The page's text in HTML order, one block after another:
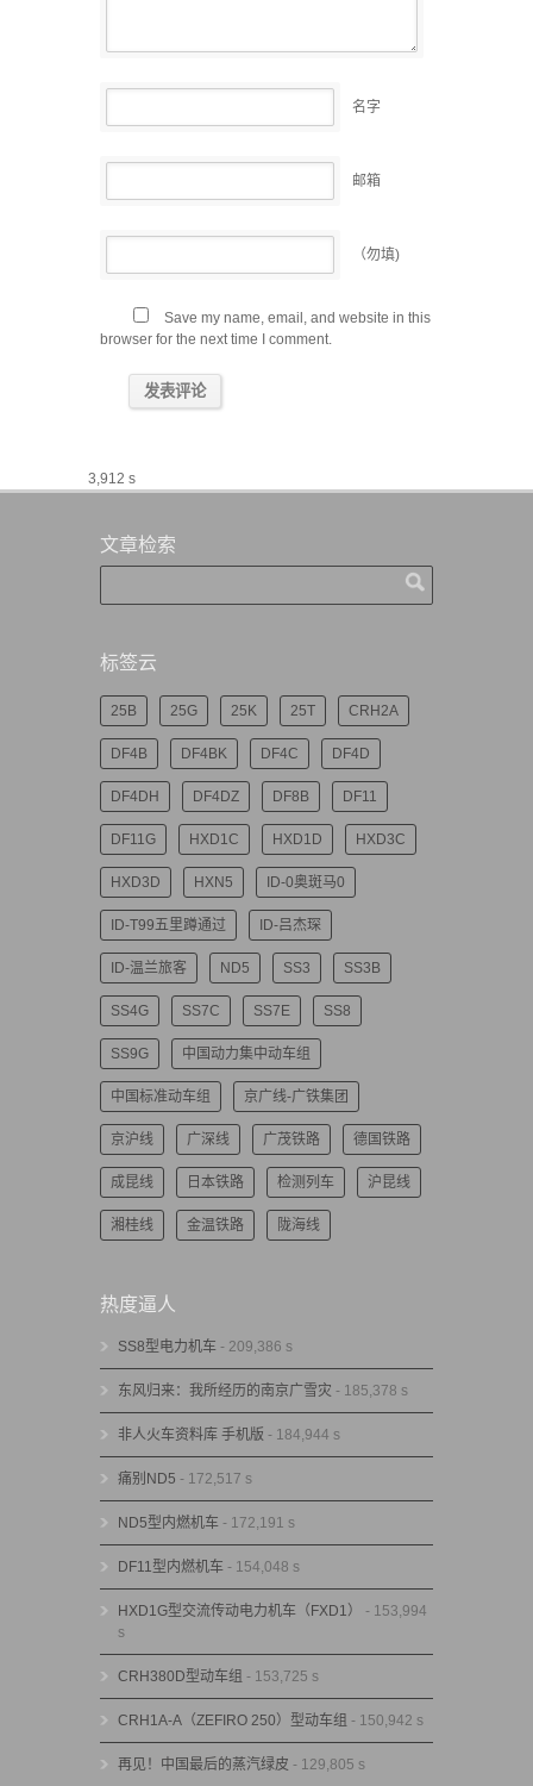
名字
邮箱
（勿填)
Save my name, email, and website in this
browser for the next time I comment.
3,912 s
文章检索
标签云
25B 25G 25K 25T CRH2A
DF4B DF4BK DF4C DF4D
DF4DH DF4DZ DF8B DF11
DF11G HXD1C HXD1D HXD3C
HXD3D HXN5 ID-0奥斑马0
ID-T99五里蹲通过 ID-吕杰琛
ID-温兰旅客 ND5 SS3 SS3B
SS4G SS7C SS7E SS8
SS9G 中国动力集中动车组
中国标准动车组 京广线-广铁集团
京沪线 广深线 广茂铁路 德国铁路
成昆线 日本铁路 检测列车 沪昆线
湘桂线 金温铁路 陇海线
热度逼人
SS8型电力机车 - 209,386 s
东风归来：我所经历的南京广雪灾 - 185,378 s
非人火车资料库 手机版 - 184,944 s
痛别ND5 - 172,517 s
ND5型内燃机车 - 172,191 s
DF11型内燃机车 - 154,048 s
HXD1G型交流传动电力机车（FXD1）
- 153,994
s
CRH380D型动车组 - 153,725 s
CRH1A-A（ZEFIRO 250）型动车组 - 150,942 s
再见！中国最后的蒸汽绿皮 - 129,805 s